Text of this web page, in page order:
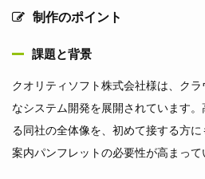
制作のポイント
課題と背景
クオリティソフト株式会社様は、ク
なシステム開発を展開されています
る同社の全体像を、初めて接する方
案内パンフレットの必要性が高まって